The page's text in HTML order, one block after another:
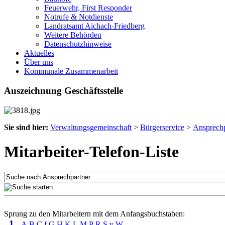
Feuerwehr, First Responder
Notrufe & Notdienste
Landratsamt Aichach-Friedberg
Weitere Behörden
Datenschutzhinweise
Aktuelles
Über uns
Kommunale Zusammenarbeit
Auszeichnung Geschäftsstelle
Sie sind hier: Verwaltungsgemeinschaft > Bürgerservice >
Mitarbeiter-Telefon-Liste
Sprung zu den Mitarbeitern mit dem Anfangsbuchstaben: